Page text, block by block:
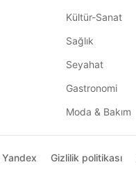
Kültür-Sanat
Sağlık
Seyahat
Gastronomi
Moda & Bakım
Yandex Gizlilik politikası